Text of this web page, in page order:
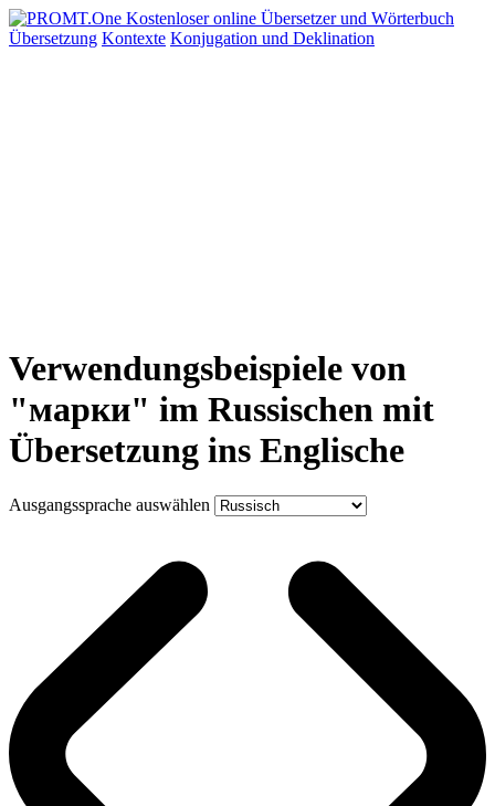
Übersetzung Kontexte Konjugation und Deklination
Verwendungsbeispiele von
"марки" im Russischen mit
Übersetzung ins Englische
Ausgangssprache auswählen